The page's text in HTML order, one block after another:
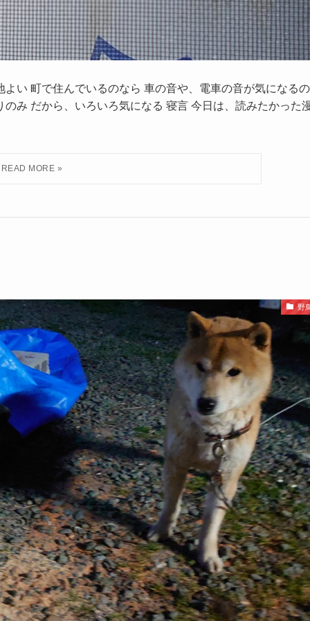
い 町で住んでいるのなら 車の音や、電車の音が気になるの
み だから、いろいろ気になる 寝言 今日は、読みたかった
野